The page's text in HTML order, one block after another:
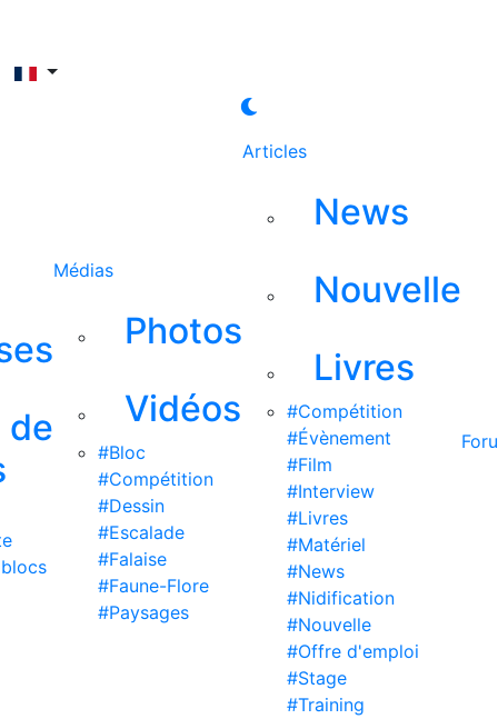
de
Médias
Photos
Vidéos
#Bloc
#Compétition
#Dessin
#Escalade
#Falaise
#Faune-Flore
#Paysages
Articles
News
Nouvelle
Livres
#Compétition
#Évènement
#Film
#Interview
#Livres
#Matériel
#News
#Nidification
#Nouvelle
#Offre d'emploi
#Stage
#Training